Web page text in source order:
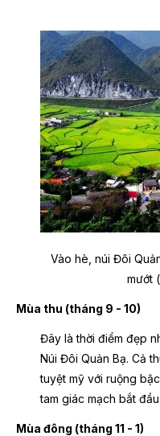
Vào hè, núi Đôi
mướt
Mùa thu (tháng 9 - 10)
Đây là thời điểm đẹp
Núi Đôi Quản Bạ. Cả
tuyệt mỹ với ruộng
tam giác mạch bắt
Mùa đông (tháng 11 - 1)